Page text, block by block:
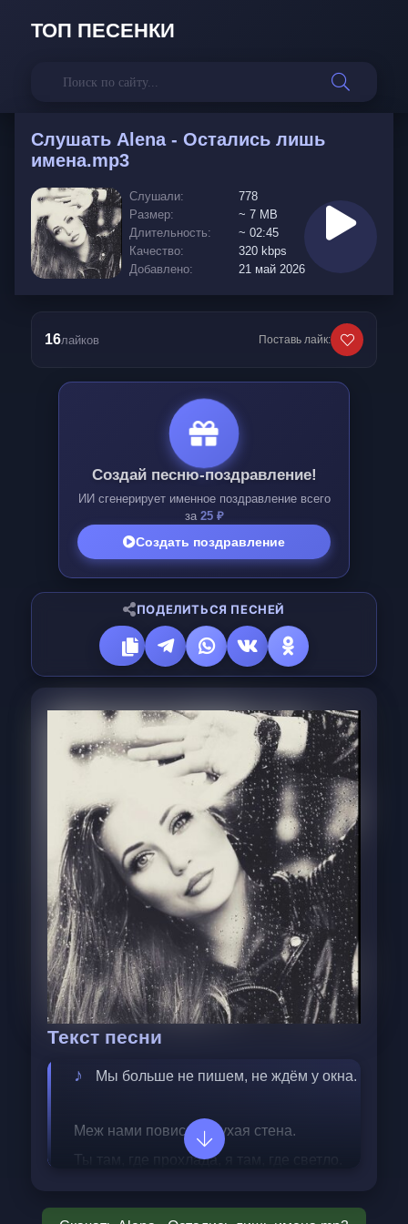
ТОП ПЕСЕНКИ
Слушать Alena - Остались лишь
имена.mp3
Слушали:
778
Размер:
~ 7 MB
Длительность:
~ 02:45
Качество:
320 kbps
Добавлено:
21 май 2026
16лайков Поставь лайк:
Создай песню-поздравление!
ИИ сгенерирует именное поздравление всего
за 25 ₽
Создать поздравление
ПОДЕЛИТЬСЯ ПЕСНЕЙ
Текст песни
Мы больше не пишем, не ждём у окна.
Меж нами повисла глухая стена.
Ты там, где прохлада, я там, где светло.